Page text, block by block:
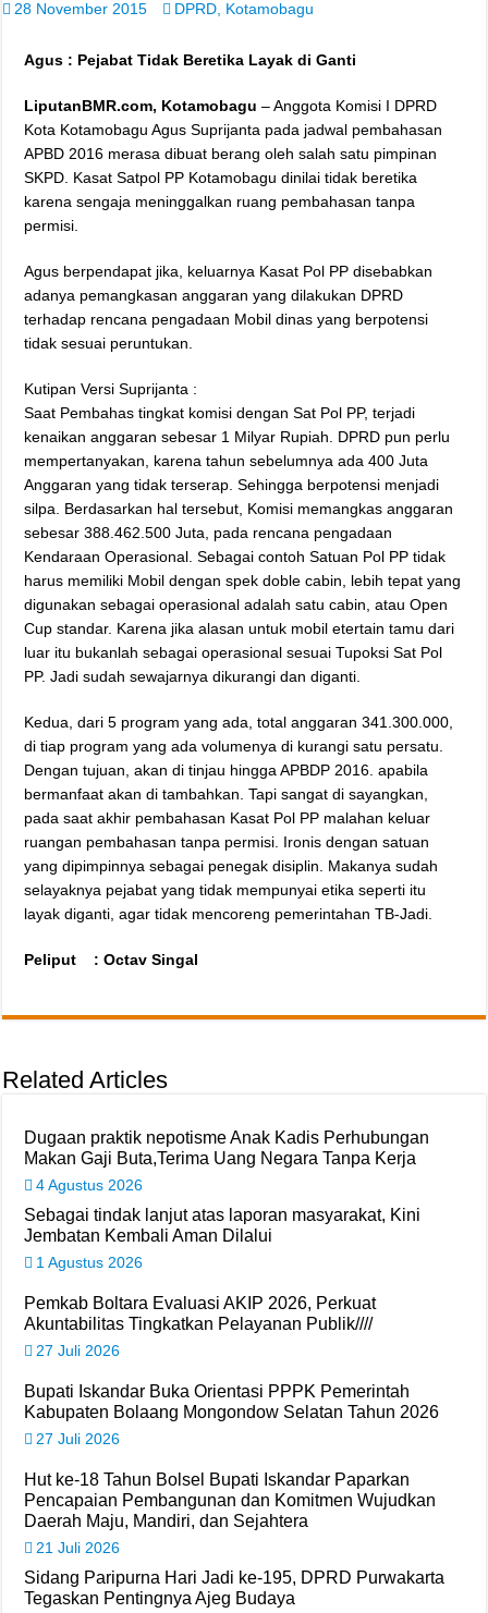
28 November 2015 DPRD Kotamobagu
Agus : Pejabat Tidak Beretika Layak di Ganti
LiputanBMR.com, Kotamobagu – Anggota Komisi I DPRD
Kota Kotamobagu Agus Suprijanta pada jadwal pembahasan
APBD 2016 merasa dibuat berang oleh salah satu pimpinan
SKPD. Kasat Satpol PP Kotamobagu dinilai tidak beretika
karena sengaja meninggalkan ruang pembahasan tanpa
permisi.
Agus berpendapat jika, keluarnya Kasat Pol PP disebabkan
adanya pemangkasan anggaran yang dilakukan DPRD
terhadap rencana pengadaan Mobil dinas yang berpotensi
tidak sesuai peruntukan.
Kutipan Versi Suprijanta :
Saat Pembahas tingkat komisi dengan Sat Pol PP, terjadi
kenaikan anggaran sebesar 1 Milyar Rupiah. DPRD pun perlu
mempertanyakan, karena tahun sebelumnya ada 400 Juta
Anggaran yang tidak terserap. Sehingga berpotensi menjadi
silpa. Berdasarkan hal tersebut, Komisi memangkas anggaran
sebesar 388.462.500 Juta, pada rencana pengadaan
Kendaraan Operasional. Sebagai contoh Satuan Pol PP tidak
harus memiliki Mobil dengan spek doble cabin, lebih tepat yang
digunakan sebagai operasional adalah satu cabin, atau Open
Cup standar. Karena jika alasan untuk mobil etertain tamu dari
luar itu bukanlah sebagai operasional sesuai Tupoksi Sat Pol
PP. Jadi sudah sewajarnya dikurangi dan diganti.
Kedua, dari 5 program yang ada, total anggaran 341.300.000,
di tiap program yang ada volumenya di kurangi satu persatu.
Dengan tujuan, akan di tinjau hingga APBDP 2016. apabila
bermanfaat akan di tambahkan. Tapi sangat di sayangkan,
pada saat akhir pembahasan Kasat Pol PP malahan keluar
ruangan pembahasan tanpa permisi. Ironis dengan satuan
yang dipimpinnya sebagai penegak disiplin. Makanya sudah
selayaknya pejabat yang tidak mempunyai etika seperti itu
layak diganti, agar tidak mencoreng pemerintahan TB-Jadi.
Peliput : Octav Singal
Related Articles
Dugaan praktik nepotisme Anak Kadis Perhubungan
Makan Gaji Buta,Terima Uang Negara Tanpa Kerja
4 Agustus 2026
Sebagai tindak lanjut atas laporan masyarakat, Kini
Jembatan Kembali Aman Dilalui
1 Agustus 2026
Pemkab Boltara Evaluasi AKIP 2026, Perkuat
Akuntabilitas Tingkatkan Pelayanan Publik////
27 Juli 2026
Bupati Iskandar Buka Orientasi PPPK Pemerintah
Kabupaten Bolaang Mongondow Selatan Tahun 2026
27 Juli 2026
Hut ke-18 Tahun Bolsel Bupati Iskandar Paparkan
Pencapaian Pembangunan dan Komitmen Wujudkan
Daerah Maju, Mandiri, dan Sejahtera
21 Juli 2026
Sidang Paripurna Hari Jadi ke-195, DPRD Purwakarta
Tegaskan Pentingnya Ajeg Budaya